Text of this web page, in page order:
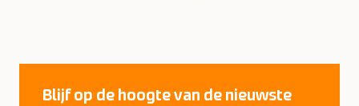
Blijf op de hoogte van de nieuwste